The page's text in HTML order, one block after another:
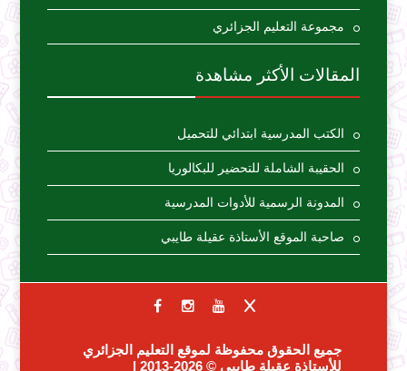
مجموعة التعليم الجزائري
المقالات الأكثر مشاهدة
الكتب المدرسية ابتدائي للتحميل
الحقيبة الشاملة للتحضير للبكالوريا
المدونة الرسمية للأدوات المدرسية
صاحبة الموقع الأستاذة عقيلة طايبي
جميع الحقوق محفوظة لموقع التعليم الجزائري
للأستاذة عقيلة طايبي © 2026-2013 |